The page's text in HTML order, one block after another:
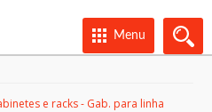
Menu
e racks - Gab. para linha